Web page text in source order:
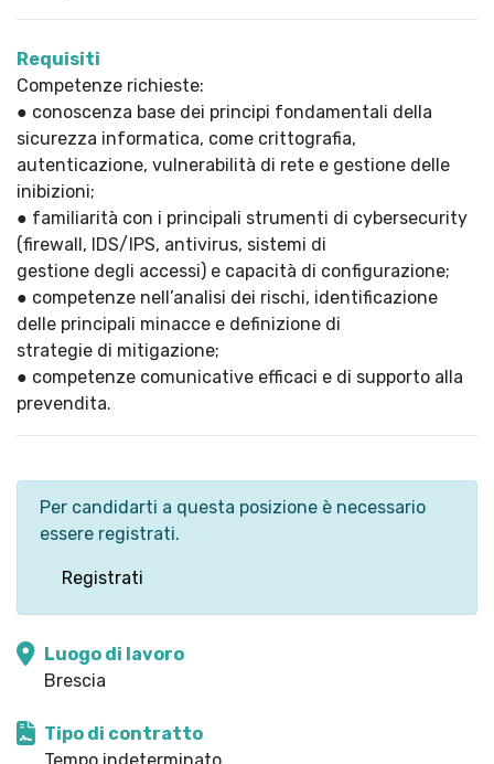
Requisiti
Competenze richieste:
● conoscenza base dei principi fondamentali della
sicurezza informatica, come crittografia,
autenticazione, vulnerabilità di rete e gestione delle
inibizioni;
● familiarità con i principali strumenti di cybersecurity
(firewall, IDS/IPS, antivirus, sistemi di
gestione degli accessi) e capacità di configurazione;
● competenze nell’analisi dei rischi, identificazione
delle principali minacce e definizione di
strategie di mitigazione;
● competenze comunicative efficaci e di supporto alla
prevendita.
Per candidarti a questa posizione è necessario
essere registrati.
Registrati
Luogo di lavoro
Brescia
Tipo di contratto